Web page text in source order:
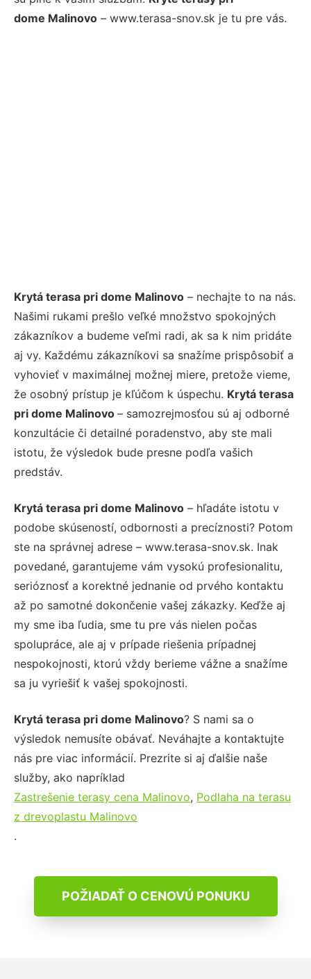
dome Malinovo – www.terasa-snov.sk je tu pre vás.
Krytá terasa pri dome Malinovo – nechajte to na nás.
Našimi rukami prešlo veľké množstvo spokojných
zákazníkov a budeme veľmi radi, ak sa k nim pridáte
aj vy. Každému zákazníkovi sa snažíme prispôsobiť a
vyhovieť v maximálnej možnej miere, pretože vieme,
že osobný prístup je kľúčom k úspechu. Krytá terasa
pri dome Malinovo – samozrejmosťou sú aj odborné
konzultácie či detailné poradenstvo, aby ste mali
istotu, že výsledok bude presne podľa vašich
predstáv.
Krytá terasa pri dome Malinovo – hľadáte istotu v
podobe skúseností, odbornosti a precíznosti? Potom
ste na správnej adrese – www.terasa-snov.sk. Inak
povedané, garantujeme vám vysokú profesionalitu,
serióznosť a korektné jednanie od prvého kontaktu
až po samotné dokončenie vašej zákazky. Keďže aj
my sme iba ľudia, sme tu pre vás nielen počas
spolupráce, ale aj v prípade riešenia prípadnej
nespokojnosti, ktorú vždy berieme vážne a snažíme
sa ju vyriešiť k vašej spokojnosti.
Krytá terasa pri dome Malinovo? S nami sa o
výsledok nemusíte obávať. Neváhajte a kontaktujte
nás pre viac informácií. Prezrite si aj ďalšie naše
služby, ako napríklad
Zastrešenie terasy cena Malinovo, Podlaha na terasu
z drevoplastu Malinovo
.
POŽIADAŤ O CENOVÚ PONUKU